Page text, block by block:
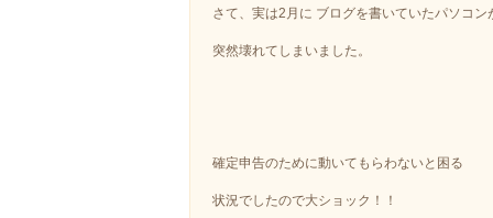
さて、実は2月に ブログを書いていたパソコン
突然壊れてしまいました。
確定申告のために動いてもらわないと困る
状況でしたので大ショック！！